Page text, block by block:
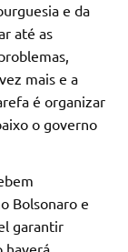
e da
até as
mais e a
é organizar
o governo
Bolsonaro e
garantir